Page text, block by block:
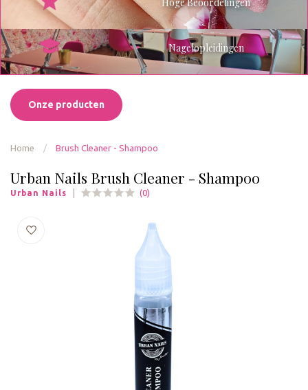
Nagelopleidingen
Onze producten
Home / Brush Cleaner - Shampoo
Urban Nails Brush Cleaner - Shampoo
Urban Nails (0)